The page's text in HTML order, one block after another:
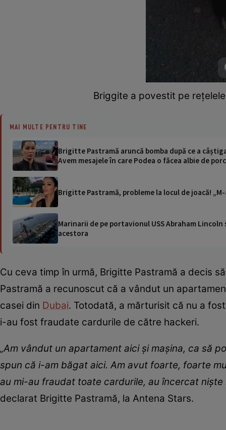
Briggite a povestit pe
MAI MULTE PENTRU TINE
Brigitte Pastramă aruncă bomba după ce a
Avem mesajele în care Podea o făcea albie de
Brigitte Pastramă, probleme la locul de joacă!
Marinarii de pe portavionul USS Abraham
acestora
Cu ceva timp în urmă, Brigitte Pastramă a decis
Pastramă a recunoscut că a vândut un
casei din Dubai. Totodată, a mărturisit că nu a
i-au fost fraudate cardurile de către hackeri.
„Am vândut un apartament aici și mașina, ca să
spun că i-am băgat aici. Am avut foarte, foarte
au mi-au fraudat toate cardurile, au încercat
declarat Brigitte Pastramă, la Antena Stars.